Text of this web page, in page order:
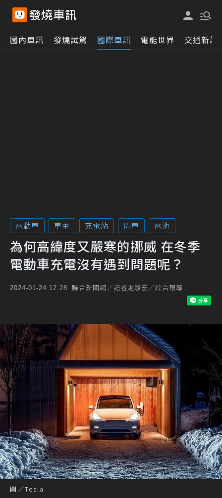
國內車訊 發燒試駕 國際車訊 電能世界 交通新訊
電動車 車主 充電站 開車 電池
為何高緯度又嚴寒的挪威 在冬季
電動車充電沒有遇到問題呢？
2024-01-24 12:28 聯合新聞網／記者趙駿宏／綜合報導
圖／Tesla